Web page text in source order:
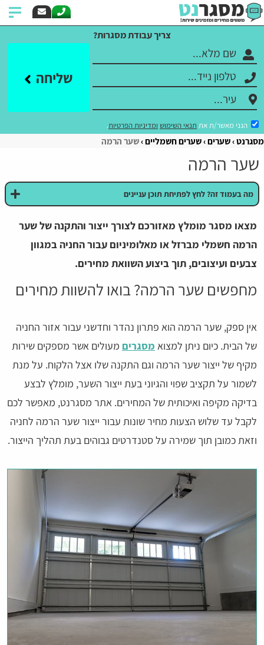
צריך עבודת מסגרות?
שליחה
הנני מאשר/ת את תנאי השימוש ומדיניות הפרטיות.
מסגרנט שערים שערים חשמליים שער הרמה
שער הרמה
מה בעמוד זה? לחץ לפתיחת תוכן עניינים
מצאו מסגר מומלץ מאזורכם לצורך ייצור והתקנה של שער
הרמה חשמלי מברזל או מאלומיניום עבור החניה במגוון
צבעים ועיצובים, תוך ביצוע השוואת מחירים.
מחפשים שער הרמה? בואו להשוות מחירים
אין ספק, שער הרמה הוא פתרון נהדר וחדשני עבור אזור החניה
של הבית. כיום ניתן למצוא מסגרים מעולים אשר מספקים שירות
מקיף של ייצור שער הרמה וגם התקנה שלו אצל הלקוח. על מנת
לשמור על תקציב שפוי והגיוני בעת ייצור השער, מומלץ לבצע
בדיקה מקיפה ואיכותית של המחירים. אתר מסגרנט, מאפשר לכם
לקבל עד שלוש הצעות מחיר שונות עבור ייצור שער הרמה לחניה
וזאת כמובן תוך שמירה על סטנדרטים גבוהים בעת תהליך הייצור.